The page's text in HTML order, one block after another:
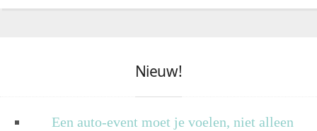
Nieuw!
Een auto-event moet je voelen, niet alleen